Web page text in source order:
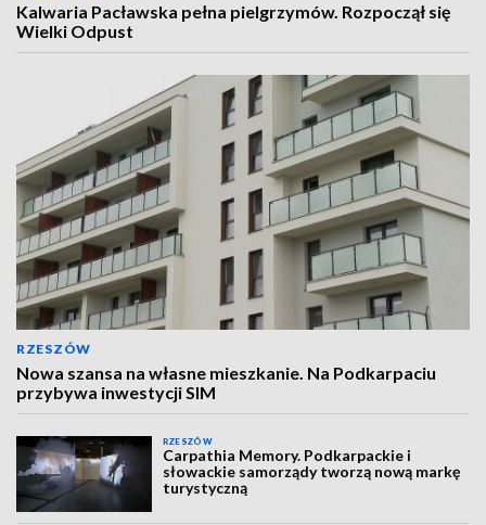
Kalwaria Pacławska pełna pielgrzymów. Rozpoczął się
Wielki Odpust
RZESZÓW
Nowa szansa na własne mieszkanie. Na Podkarpaciu
przybywa inwestycji SIM
RZESZÓW
Carpathia Memory. Podkarpackie i
słowackie samorządy tworzą nową markę
turystyczną